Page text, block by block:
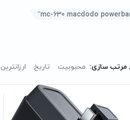
مرتب سازی: محبوبیت تاریخ ارزانترین